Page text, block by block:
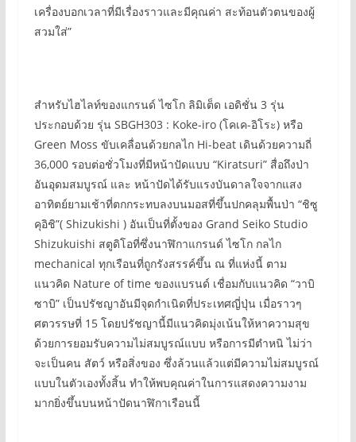
เครื่องบอกเวลาที่มีเรื่องราวและมีคุณค่า สะท้อนตัวตนของผู้
สวมใส่”
สำหรับไฮไลท์ของแกรนด์ ไซโก ลิมิเต็ด เอดิชั่น 3 รุ่น
ประกอบด้วย รุ่น SBGH303 : Koke-iro (โคเค-อิโระ) หรือ
Green Moss ขับเคลื่อนด้วยกลไก Hi-beat เดินด้วยความถี่
36,000 รอบต่อชั่วโมงที่มีหน้าปัดแบบ “Kiratsuri” สื่อถึงป่า
อันอุดมสมบูรณ์ และ หน้าปัดได้รับแรงบันดาลใจจากแสง
อาทิตย์ยามเช้าที่ตกกระทบลงบนมอสที่ขึ้นปกคลุมพื้นป่า “ชิซู
คุอิชิ”( Shizukishi ) อันเป็นที่ตั้งของ Grand Seiko Studio
Shizukuishi สตูดิโอที่ซึ่งนาฬิกาแกรนด์ ไซโก กลไก
mechanical ทุกเรือนที่ถูกรังสรรค์ขึ้น ณ ที่แห่งนี้ ตาม
แนวคิด Nature of time ของแบรนด์ เชื่อมกับแนวคิด “วาบิ
ซาบิ” เป็นปรัชญาอันมีจุดกำเนิดที่ประเทศญี่ปุ่น เมื่อราวๆ
ศตวรรษที่ 15 โดยปรัชญานี้มีแนวคิดมุ่งเน้นให้หาความสุข
ด้วยการยอมรับความไม่สมบูรณ์แบบ หรือการมีตำหนิ ไม่ว่า
จะเป็นคน สัตว์ หรือสิ่งของ ซึ่งล้วนแล้วแต่มีความไม่สมบูรณ์
แบบในตัวเองทั้งสิ้น ทำให้พบคุณค่าในการแสดงความงาม
มากยิ่งขึ้นบนหน้าปัดนาฬิกาเรือนนี้